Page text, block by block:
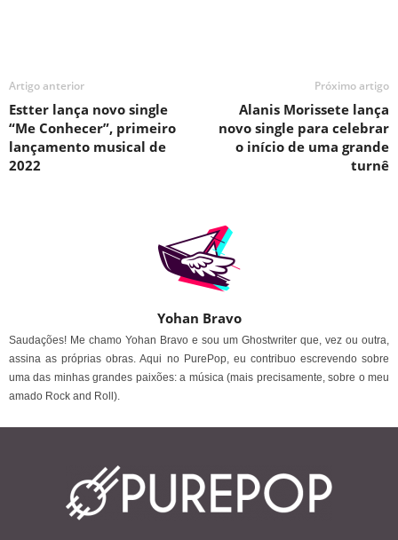
Artigo anterior
Estter lança novo single
“Me Conhecer”, primeiro
lançamento musical de
2022
Próximo artigo
Alanis Morissete lança
novo single para celebrar
o início de uma grande
turnê
Yohan Bravo
Saudações! Me chamo Yohan Bravo e sou um Ghostwriter que, vez ou outra,
assina as próprias obras. Aqui no PurePop, eu contribuo escrevendo sobre
uma das minhas grandes paixões: a música (mais precisamente, sobre o meu
amado Rock and Roll).